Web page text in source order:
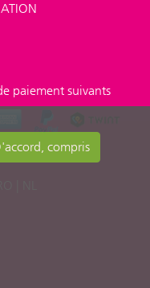
paiement suivants
compris